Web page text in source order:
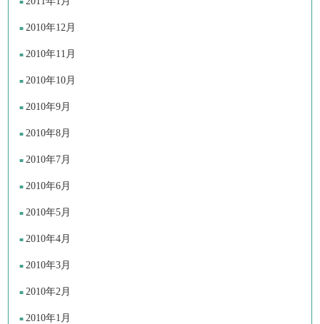
2010年12月
2010年11月
2010年10月
2010年9月
2010年8月
2010年7月
2010年6月
2010年5月
2010年4月
2010年3月
2010年2月
2010年1月